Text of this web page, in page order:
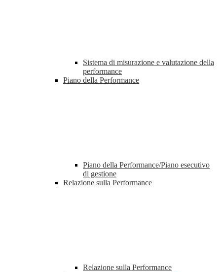
Sistema di misurazione e valutazione della
performance
Piano della Performance
Piano della Performance/Piano esecutivo
di gestione
Relazione sulla Performance
Relazione sulla Performance